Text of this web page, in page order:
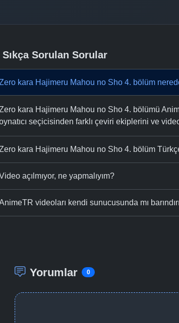
Sıkça Sorulan Sorular
kara Hajimeru Mahou no Sho 4. bölüm
kara Hajimeru Mahou no Sho 4. bölümü
seçicisinden farklı çeviri ekiplerini ve
kara Hajimeru Mahou no Sho 4. bölüm Türkçe
açılmıyor, ne yapmalıyım?
videoları kendi sunucusunda mı
Yorumlar 0